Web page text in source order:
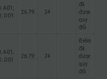
A01;
D01
26.79 24
đã
được
quy
đổi
A01;
D01
26.79 24
Điểm
đã
được
quy
đổi